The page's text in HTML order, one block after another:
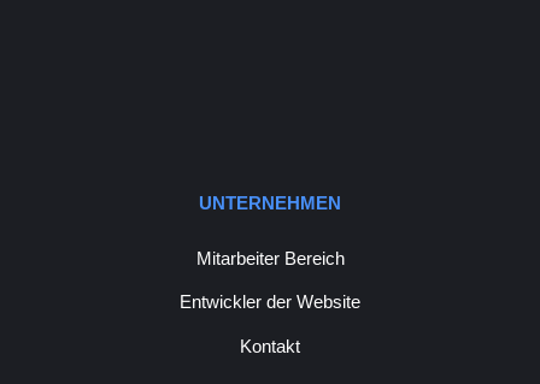
UNTERNEHMEN
Mitarbeiter Bereich
Entwickler der Website
Kontakt